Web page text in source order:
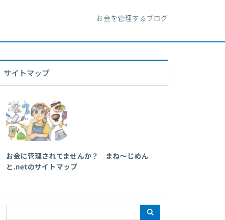
お金を管理するブログ
サイトマップ
お金に管理されてませんか？ まね～じめん
と.netのサイトマップ